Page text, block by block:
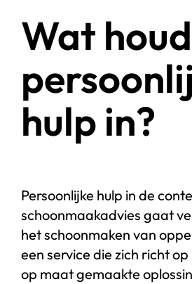
Wat
hulp in?
Persoonlijke hulp in de
schoonmaakadvies gaat
het schoonmaken van
een service die zich richt
op maat gemaakte